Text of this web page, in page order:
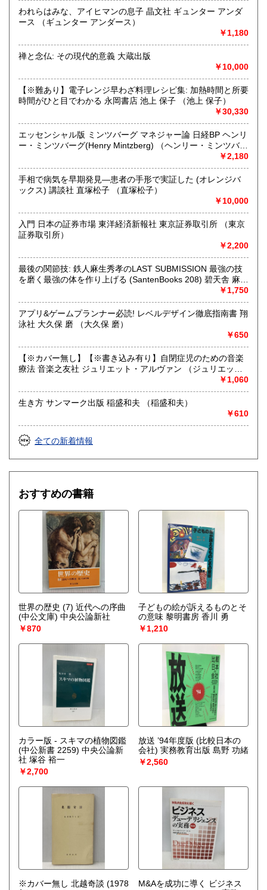
宮崎県 350円
350円
沿線名：井原線
最寄駅：矢掛駅
定休日：日曜日
メールにてお問い合わせください。
古書一般（その他）
書籍全般
われらはみな、アイヒマンの息子 晶文社 ギュンター アンダ
ース （ギュンター アンダース）
￥1,180
禅と念仏: その現代的意義 大蔵出版
￥10,000
【※難あり】電子レンジ早わざ料理レシピ集: 加熱時間と所要
時間がひと目でわかる 永岡書店 池上 保子 （池上 保子）
￥30,330
エッセンシャル版 ミンツバーグ マネジャー論 日経BP ヘンリ
ー・ミンツバーグ(Henry Mintzberg) （ヘンリー・ミンツバー
￥2,180
手相で病気を早期発見―患者の手形で実証した (オレンジバ
ックス) 講談社 直塚松子 （直塚松子）
￥10,000
入門 日本の証券市場 東洋経済新報社 東京証券取引所 （東京
証券取引所）
￥2,200
最後の関節技: 鉄人麻生秀孝のLAST SUBMISSION 最強の技
を磨く最強の体を作り上げる (SantenBooks 208) 碧天舎 麻生
￥1,750
アプリ&ゲームプランナー必読! レベルデザイン徹底指南書 翔
泳社 大久保 磨 （大久保 磨）
￥650
【※カバー無し】【※書き込み有り】自閉症児のための音楽
療法 音楽之友社 ジュリエット・アルヴァン （ジュリエッ
￥1,060
生き方 サンマーク出版 稲盛和夫 （稲盛和夫）
￥610
全ての新着情報
おすすめの書籍
世界の歴史 (7) 近代への序曲
(中公文庫) 中央公論新社
￥870
子どもの絵が訴えるものとそ
の意味 黎明書房 香川 勇
￥1,210
カラー版 - スキマの植物図鑑
(中公新書 2259) 中央公論新
社 塚谷 裕一
￥2,700
放送 ’94年度版 (比較日本の
会社) 実務教育出版 島野 功緒
￥2,560
※カバー無し 北越奇談 (1978
M&Aを成功に導く ビジネス